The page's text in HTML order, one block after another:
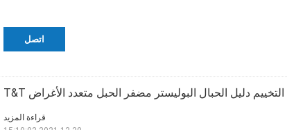
اتصل
قراءة المزيد